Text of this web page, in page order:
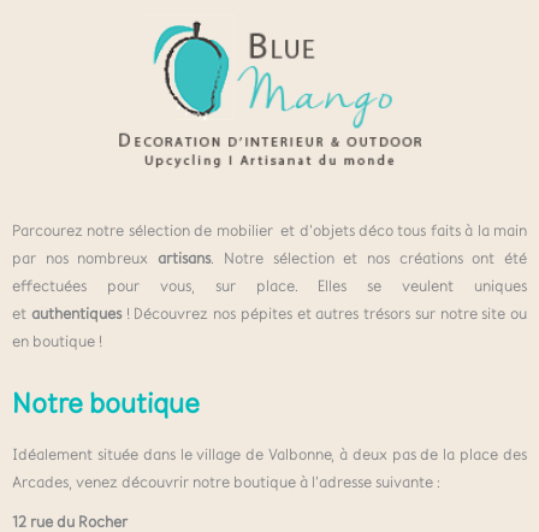
Parcourez notre sélection de mobilier et d’objets déco tous faits à la main
par nos nombreuxartisans. Notre sélection et nos créations ont été
effectuées pour vous, sur place. Elles se veulent uniques
et authentiques! Découvrez nos pépites et autres trésors sur notre site ou
en boutique !
Notre boutique
Idéalement située dans le village de Valbonne, à deux pas de la place des
Arcades, venez découvrir notre boutique à l’adresse suivante :
12 rue du Rocher